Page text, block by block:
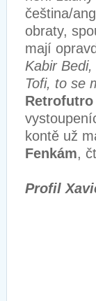
čeština/
obraty,
mají
Kabir
Tofi, to se
kontě už
Fenkám,
Profil